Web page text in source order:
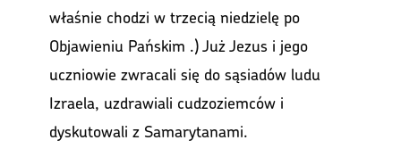
właśnie chodzi w trzecią niedzielę po
Objawieniu Pańskim .) Już Jezus i jego
uczniowie zwracali się do sąsiadów ludu
Izraela, uzdrawiali cudzoziemców i
dyskutowali z Samarytanami.